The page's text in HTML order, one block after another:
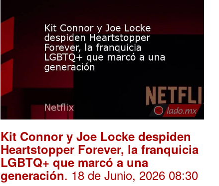
Kit Connor y Joe Locke despiden
Heartstopper Forever, la franquicia
LGBTQ+ que marcó a una
generación. 18 de Junio, 2026 08:30